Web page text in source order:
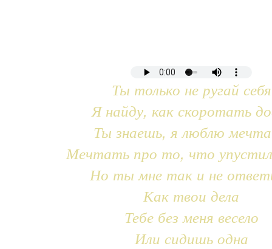
Ты только не ругай себя
Я найду, как скоротать
Ты знаешь, я люблю
Мечтать про то, что
Но ты мне так и не
Как твои дела
Тебе без меня весело
Или сидишь одна